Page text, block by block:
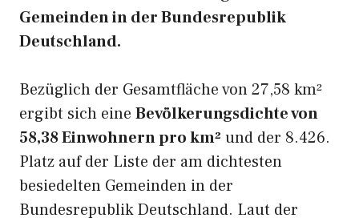
Gemeinden in der Bundesrepublik
Deutschland.
Bezüglich der Gesamtfläche von 27,58 km²
ergibt sich eine Bevölkerungsdichte von
58,38 Einwohnern pro km² und der 8.426.
Platz auf der Liste der am dichtesten
besiedelten Gemeinden in der
Bundesrepublik Deutschland. Laut der